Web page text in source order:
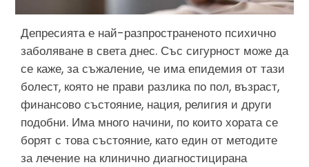
Депресията е най-разпространеното психично
заболяване в света днес. Със сигурност може да
се каже, за съжаление, че има епидемия от тази
болест, която не прави разлика по пол, възраст,
финансово състояние, нация, религия и други
подобни. Има много начини, по които хората се
борят с това състояние, като един от методите
за лечение на клинично диагностицирана